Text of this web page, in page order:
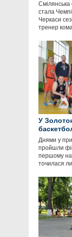
стала
Черкаси
тренер
У
Днями у
пройшли
першому
точилася